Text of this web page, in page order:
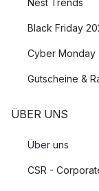
Nest Trends
Black Friday
Cyber Monday
Gutscheine &
ÜBER UNS
Über uns
CSR -